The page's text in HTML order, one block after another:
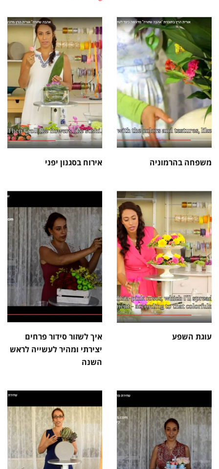
משפחה בהרמוניה אירוח בסגנון יפני
עוגת השפע
איך לשזור סידור פרחים
יצירתי ומהיר לעשייה לראש
השנה